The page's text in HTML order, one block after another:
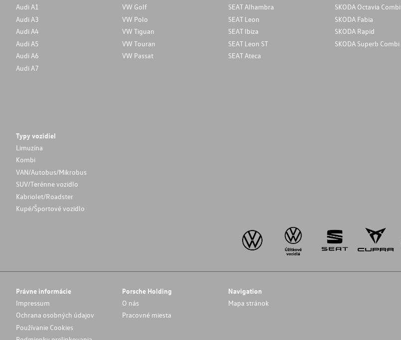
Audi A1
Audi A3
Audi A4
Audi A5
Audi A6
Audi A7
VW Golf
VW Polo
VW Tiguan
VW Touran
VW Passat
SEAT Alhambra
SEAT Leon
SEAT Ibiza
SEAT Leon ST
SEAT Ateca
SKODA Octavia Combi
SKODA Fabia
SKODA Rapid
SKODA Superb Combi
Typy vozidiel
Limuzína
Kombi
VAN/Autobus/Mikrobus
SUV/Terénne vozidlo
Kabriolet/Roadster
Kupé/Športové vozidlo
Právne informácie
Impressum
Ochrana osobných údajov
Používanie Cookies
Porsche Holding
O nás
Pracovné miesta
Navigation
Mapa stránok